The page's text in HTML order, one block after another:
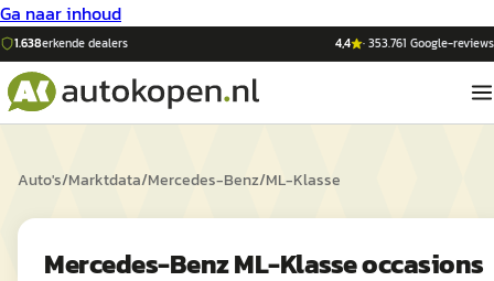
Ga naar inhoud
1.638erkende dealers 4,4 ·353.761 Google-reviews
Auto's/Marktdata/Mercedes-Benz/ML-Klasse
Mercedes-Benz ML-Klasse occasions